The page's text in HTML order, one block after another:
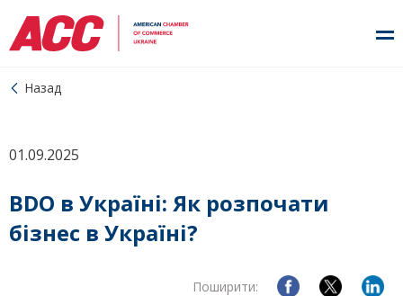
Назад
01.09.2025
BDO в Україні: Як розпочати
бізнес в Україні?
Поширити: